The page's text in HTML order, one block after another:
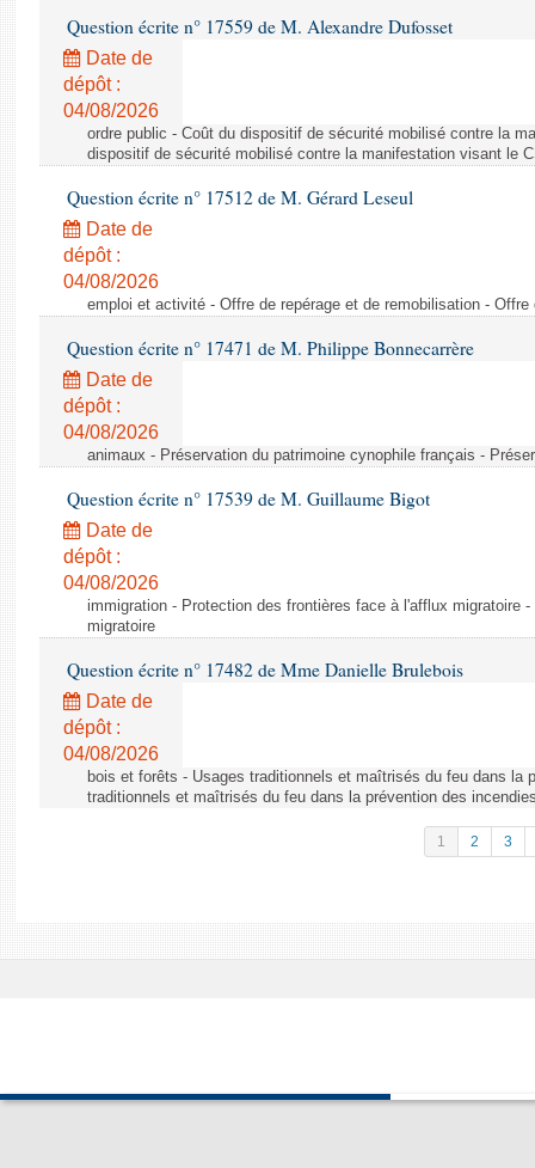
Question écrite n° 17559 de M. Alexandre Dufosset
Date de
dépôt :
04/08/2026
ordre public - Coût du dispositif de sécurité mobilisé contre la
dispositif de sécurité mobilisé contre la manifestation visant le
Question écrite n° 17512 de M. Gérard Leseul
Date de
dépôt :
04/08/2026
emploi et activité - Offre de repérage et de remobilisation -
Question écrite n° 17471 de M. Philippe Bonnecarrère
Date de
dépôt :
04/08/2026
animaux - Préservation du patrimoine cynophile français -
Question écrite n° 17539 de M. Guillaume Bigot
Date de
dépôt :
04/08/2026
immigration - Protection des frontières face à l'afflux migratoire
migratoire
Question écrite n° 17482 de Mme Danielle Brulebois
Date de
dépôt :
04/08/2026
bois et forêts - Usages traditionnels et maîtrisés du feu dans la
traditionnels et maîtrisés du feu dans la prévention des
1 2 3